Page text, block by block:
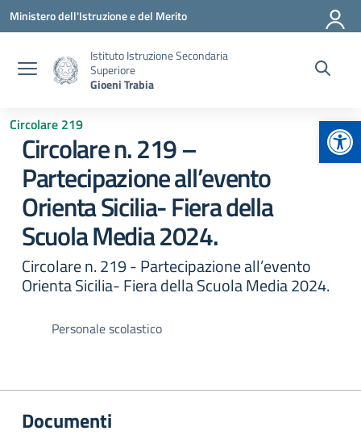
Vai ai contenuti
Vai al menu di navigazione
Vai al footer
Ministero dell'Istruzione e del Merito
Istituto Istruzione Secondaria
Superiore
Gioeni Trabia
Circolare 219
Circolare n. 219 –
Partecipazione all’evento
Orienta Sicilia- Fiera della
Scuola Media 2024.
Circolare n. 219 - Partecipazione all’evento
Orienta Sicilia- Fiera della Scuola Media 2024.
Personale scolastico
Documenti